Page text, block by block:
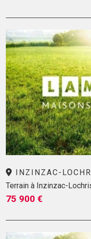
INZINZAC-
Terrain à Inzinzac-
75 900 €